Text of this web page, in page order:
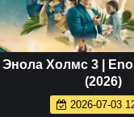
Энола Холмс 3 |
(2026)
2026-07-03